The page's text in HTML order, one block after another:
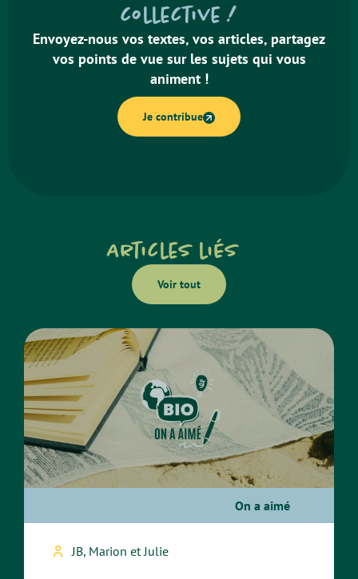
collective !
Envoyez-nous vos textes, vos articles, partagez
vos points de vue sur les sujets qui vous
animent !
Je contribue
Articles liés
Voir tout
On a aimé
JB, Marion et Julie